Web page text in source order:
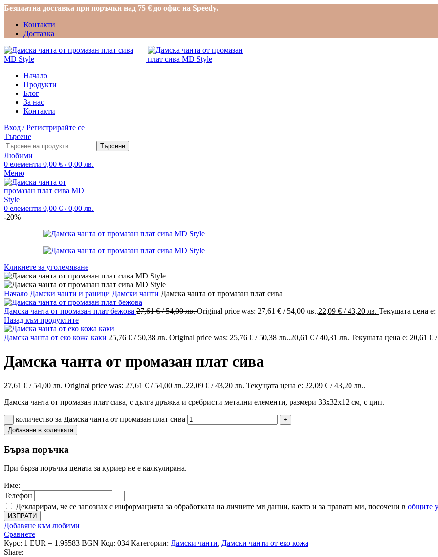
Безплатна доставка при поръчки над 75 € до офис на Speedy.
Контакти
Доставка
Начало
Продукти
Блог
За нас
Контакти
Вход / Регистрирайте се
Търсене
Търсене
Любими
0 елементи 0,00 € / 0,00 лв.
Меню
0 елементи 0,00 € / 0,00 лв.
-20%
Кликнете за уголемяване
Начало Дамски чанти и раници Дамски чанти Дамска чанта от промазан плат сива
Дамска чанта от промазан плат бежова 27,61€/ 54,00 лв.Original price was: 27,61 € / 54,00 лв..22,09 € / 43,20 лв. Текущата цена е:
Назад към продуктите
Дамска чанта от еко кожа каки 25,76€/ 50,38 лв.Original price was: 25,76 € / 50,38 лв..20,61 € / 40,31 лв. Текущата цена е: 20,61 €
Дамска чанта от промазан плат сива
27,61€/ 54,00 лв.Original price was: 27,61 € / 54,00 лв..22,09 € / 43,20 лв. Текущата цена е: 22,09 € / 43,20 лв..
Дамска чанта от промазан плат сива, с дълга дръжка и сребристи метални елементи, размери 33x32x12 см, с цип.
количество за Дамска чанта от промазан плат сива
Добавяне в количката
Бърза поръчка
При бърза поръчка цената за куриер не е калкулирана.
Име:
Телефон
Декларирам, че се запознах с информацията за обработката на личните ми данни, както и за правата ми, посочени в общите
ИЗПРАТИ
Добавяне към любими
Сравнете
Курс: 1 EUR = 1.95583 BGN Код: 034 Категории: Дамски чанти, Дамски чанти от еко кожа
Share: